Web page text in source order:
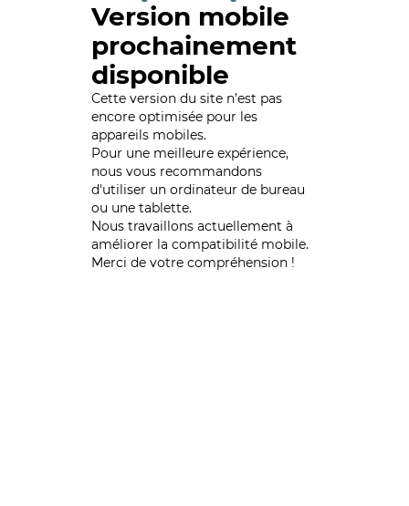
Version mobile
prochainement
disponible
Cette version du site n’est pas
encore optimisée pour les
appareils mobiles.
Pour une meilleure expérience,
nous vous recommandons
d'utiliser un ordinateur de bureau
ou une tablette.
Nous travaillons actuellement à
améliorer la compatibilité mobile.
Merci de votre compréhension !